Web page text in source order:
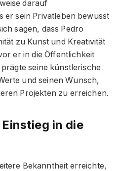
darauf
er sein Privatleben bewusst
sagen, dass Pedro
zu Kunst und Kreativität
er in die Öffentlichkeit
seine künstlerische
und seinen Wunsch,
Projekten zu erreichen.
in die
Bekanntheit erreichte,